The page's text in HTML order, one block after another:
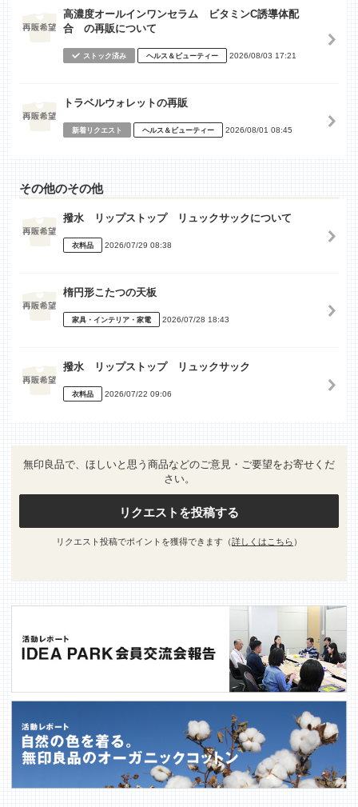
高濃度オールインワンセラム ビタミンC誘導体配
合 の再販について
ストック済み ヘルス＆ビューティー 2026/08/03 17:21
トラベルウォレットの再販
新着リクエスト ヘルス＆ビューティー 2026/08/01 08:45
その他のその他
撥水 リップストップ リュックサックについて
衣料品 2026/07/29 08:38
楕円形こたつの天板
家具・インテリア・家電 2026/07/28 18:43
撥水 リップストップ リュックサック
衣料品 2026/07/22 09:06
無印良品で、ほしいと思う商品などのご意見・ご要望をお寄せくだ
さい。
リクエストを投稿する
リクエスト投稿でポイントを獲得できます（詳しくはこちら ）